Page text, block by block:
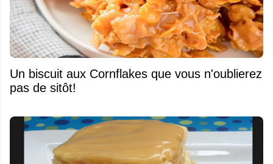
Un biscuit aux Cornflakes que vous n'oublierez
pas de sitôt!